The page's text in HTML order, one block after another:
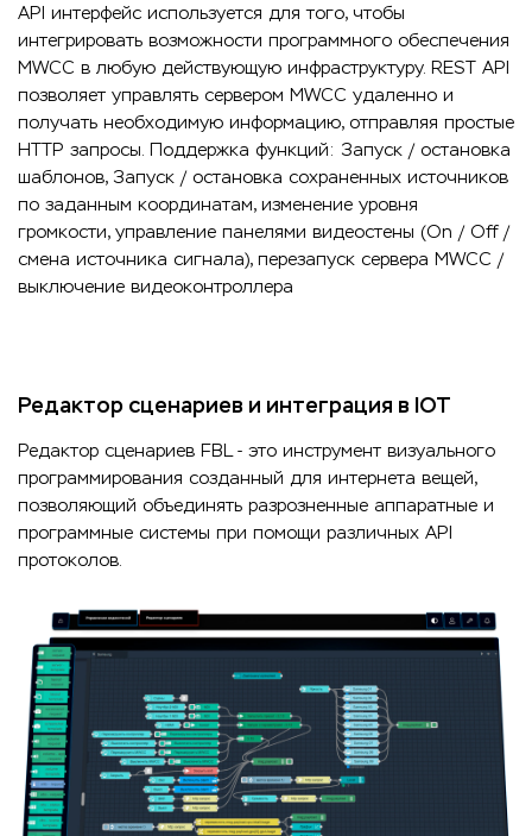
API интерфейс используется для того, чтобы
интегрировать возможности программного обеспечения
MWCC в любую действующую инфраструктуру. REST API
позволяет управлять сервером MWCC удаленно и
получать необходимую информацию, отправляя простые
HTTP запросы. Поддержка функций: Запуск / остановка
шаблонов, Запуск / остановка сохраненных источников
по заданным координатам, изменение уровня
громкости, управление панелями видеостены (On / Off /
смена источника сигнала), перезапуск сервера MWCC /
выключение видеоконтроллера
Редактор сценариев и интеграция в IOT
Редактор сценариев FBL - это инструмент визуального
программирования созданный для интернета вещей,
позволяющий объединять разрозненные аппаратные и
программные системы при помощи различных API
протоколов.